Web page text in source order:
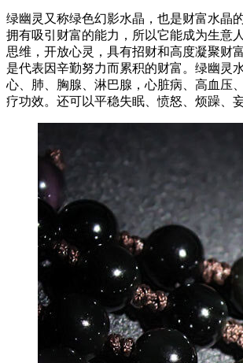
绿幽灵又称绿色幻影水晶，也是财富水晶
拥有吸引财富的能力，所以它能成为生意
思维，开放心灵，具有招财和高度凝聚财
是代表因辛勤努力而累积的财富。绿幽灵
心、肺、胸腺、淋巴腺，心脏病、高血压
疗功效。还可以平稳失眠、愤怒、烦躁、